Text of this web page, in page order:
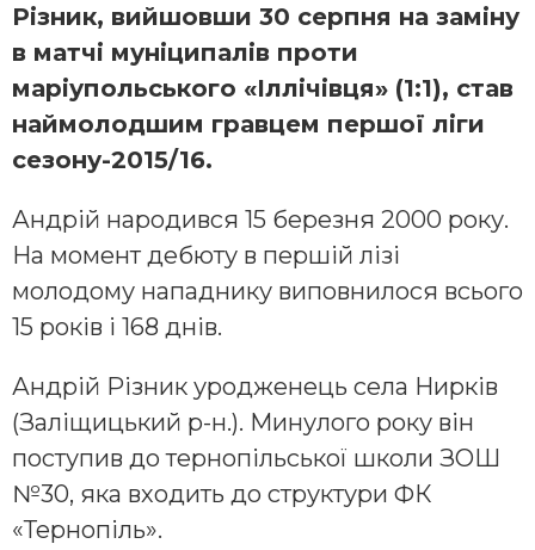
Різник, вийшовши 30 серпня на заміну
в матчі муніципалів проти
маріупольського «Іллічівця» (1:1), став
наймолодшим гравцем першої ліги
сезону-2015/16.
Андрій народився 15 березня 2000 року.
На момент дебюту в першій лізі
молодому нападнику виповнилося всього
15 років і 168 днів.
Андрій Різник уродженець села Нирків
(Заліщицький р-н.). Минулого року він
поступив до тернопільської школи ЗОШ
№30, яка входить до структури ФК
«Тернопіль».